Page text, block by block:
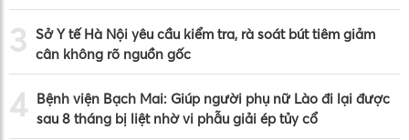
3 Sở Y tế Hà Nội yêu cầu kiểm tra, rà soát bút tiêm giảm
cân không rõ nguồn gốc
4 Bệnh viện Bạch Mai: Giúp người phụ nữ Lào đi lại được
sau 8 tháng bị liệt nhờ vi phẫu giải ép tủy cổ